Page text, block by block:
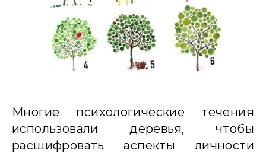
Многие психологические течения
использовали деревья, чтобы
расшифровать аспекты личности